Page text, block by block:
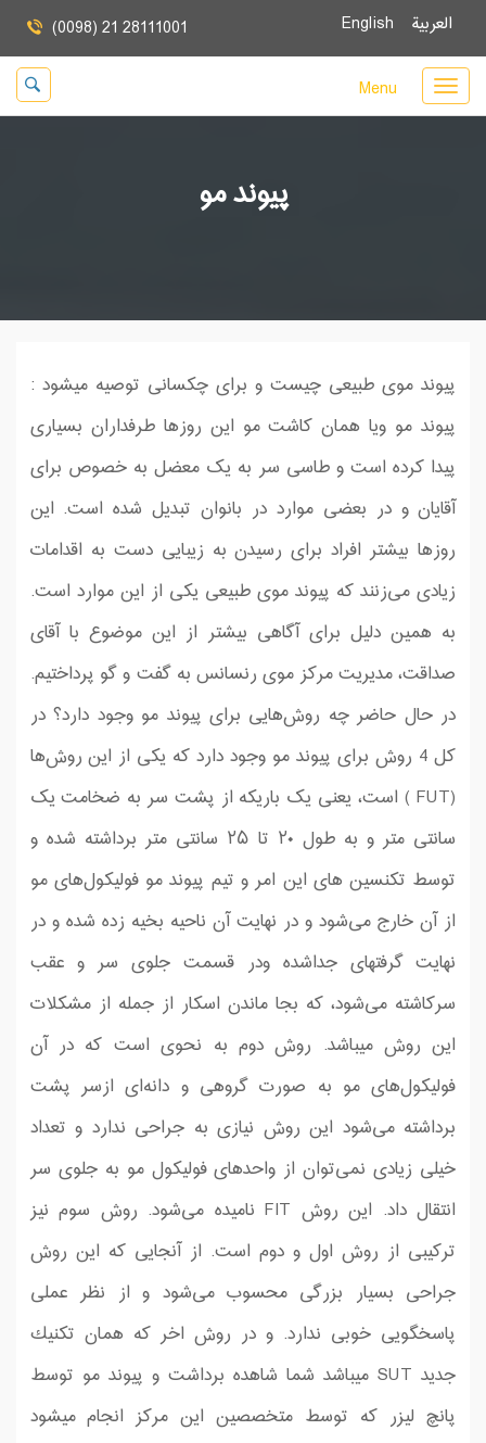
العربية (0098) 21 28111001
Menu
پیوند مو
پیوند موی طبیعی چیست و برای چكسانی توصیه میشود :
پیوند مو ویا همان كاشت مو این روز‌ها طرفداران بسیاری
پیدا کرده است و طاسی سر به یک معضل به خصوص برای
آقایان و در بعضی موارد در بانوان تبدیل شده است. این
روز‌ها بیشتر افراد برای رسیدن به زیبایی دست به اقدامات
زیادی می‌زنند که پیوند موی طبیعی یکی از این موارد است.
به همین دلیل برای آگاهی بیشتر از این موضوع با آقای
صداقت، مدیریت مركز موی رنسانس به گفت‌ و گو پرداختیم.
در حال حاضر چه روش‌هایی برای پیوند مو وجود دارد؟ در
كل 4 روش برای پیوند مو وجود دارد که یکی از این روش‌ها
(FUT ) است، یعنی یک باریکه از پشت سر به ضخامت یک
سانتی متر و به طول ۲۰ تا ۲۵ سانتی متر برداشته شده و
توسط تكنسین های این امر و تیم پیوند مو فولیکول‌های مو
از آن خارج می‌شود و در ‌‌نهایت آن ناحیه بخیه زده شده و در
‌‌نهایت گرفتهای جداشده ودر قسمت جلوی سر و عقب
سرکاشته می‌شود، كه بجا ماندن اسكار از جمله از مشكلات
این روش میباشد. روش دوم به نحوی است که در آن
فولیکول‌های مو به صورت گروهی و دانه‌ای ازسر پشت
برداشته می‌شود این روش نیازی به جراحی ندارد و تعداد
خیلی زیادی نمی‌توان از واحد‌های فولیکول مو به جلوی سر
انتقال داد. این روش FIT نامیده می‌شود. روش سوم نیز
ترکیبی از روش اول و دوم است. از آنجایی که این روش
جراحی بسیار بزرگی محسوب می‌شود و از نظر عملی
پاسخگویی خوبی ندارد. و در روش اخر كه همان تكنیك
جدید SUT میباشد شما شاهده برداشت و پیوند مو توسط
پانچ لیزر كه توسط متخصصین این مركز انجام میشود